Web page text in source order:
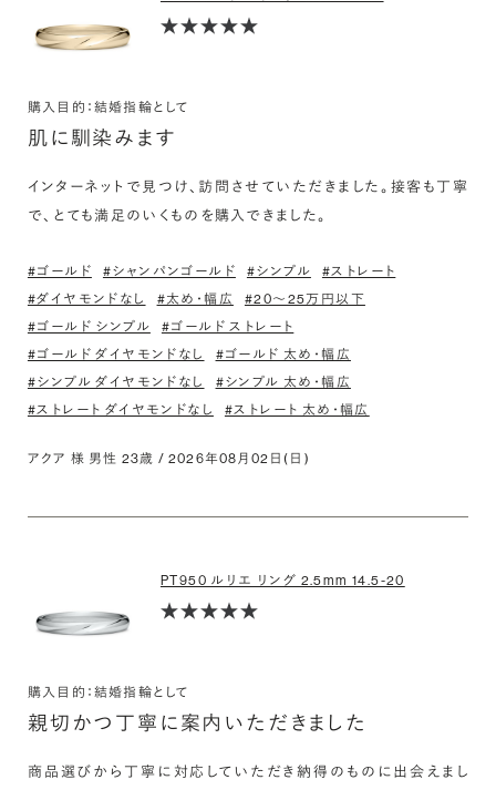
購入目的：結婚指輪として
肌に馴染みます
インターネットで見つけ、訪問させていただきました。接客も丁寧
で、とても満足のいくものを購入できました。
#ゴールド #シャンパンゴールド #シンプル
#ストレート
#ダイヤモンドなし
#太め・幅広
#20〜25万円以下
#ゴールド シンプル
#ゴールド ストレート
#ゴールド ダイヤモンドなし
#ゴールド 太め・幅広
#シンプル ダイヤモンドなし
#シンプル 太め・幅広
#ストレート ダイヤモンドなし
#ストレート 太め・幅広
アクア 様 男性 23歳 / 2026年08月02日(日)
PT950 ルリエ リング 2.5mm 14.5-20
購入目的：結婚指輪として
親切かつ丁寧に案内いただきました
商品選びから丁寧に対応していただき納得のものに出会えまし